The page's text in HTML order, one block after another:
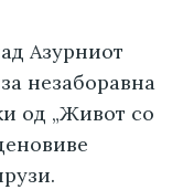
Азурниот
незаборавна
од „Живот со